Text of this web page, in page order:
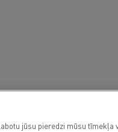
jūsu pieredzi mūsu